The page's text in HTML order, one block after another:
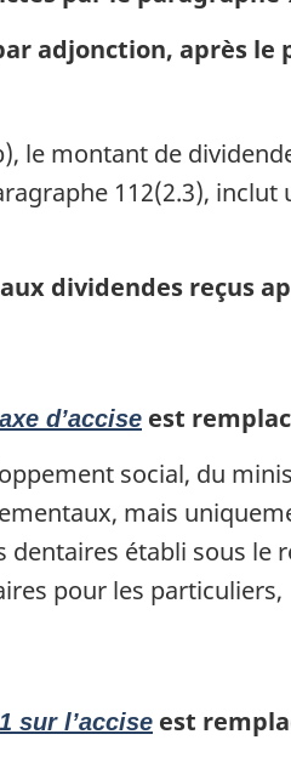
adjonction, après le
le montant de
112(2.3),
dividendes reçus
d’accise est
social, du
mais
dentaires établi sous le
pour les particuliers,
sur l’accise est